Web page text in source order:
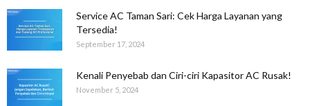
Service AC Taman Sari: Cek Harga Layanan yang
Tersedia!
September 17, 2024
Kenali Penyebab dan Ciri-ciri Kapasitor AC Rusak!
November 5, 2024